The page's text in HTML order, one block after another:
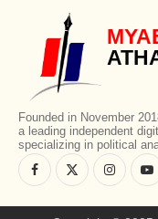
Founded in November
a leading independent
specializing in political